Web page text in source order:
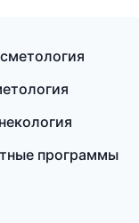
программы